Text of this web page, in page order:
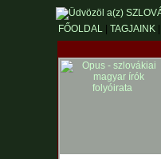
FŐOLDAL TAGJAINK